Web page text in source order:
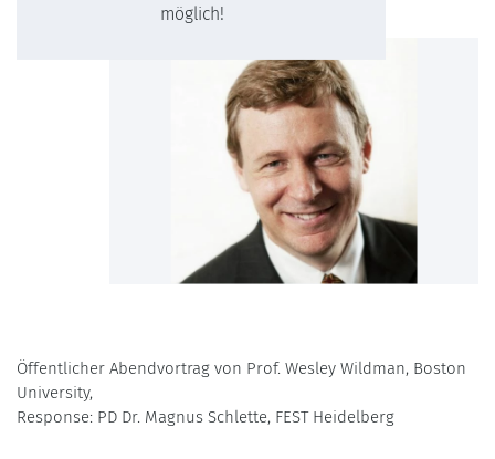
möglich!
Öffentlicher Abendvortrag von Prof. Wesley Wildman, Boston
University,
Response: PD Dr. Magnus Schlette, FEST Heidelberg